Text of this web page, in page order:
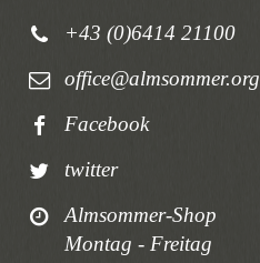
+43 (0)6414 21100
office@almsommer.org
Facebook
twitter
Almsommer-Shop
Montag - Freitag